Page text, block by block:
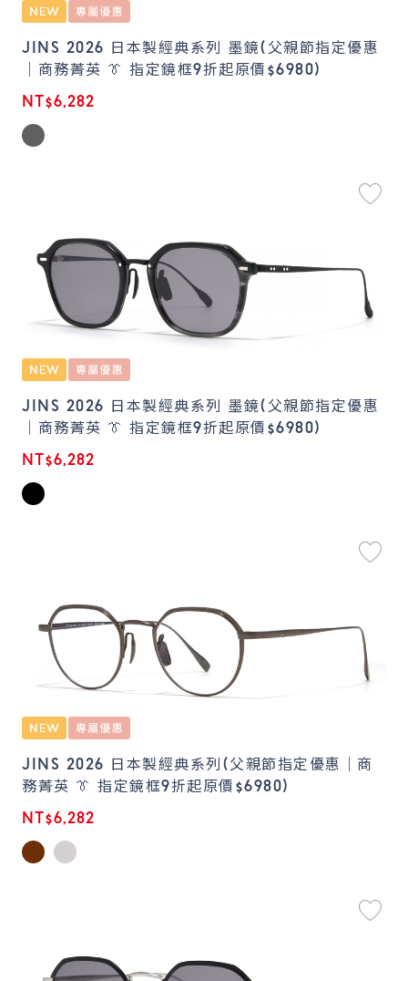
JINS 2026 日本製經典系列 墨鏡(父親節指定優惠
｜商務菁英 👔 指定鏡框9折起原價$6980)
NT$6,282
JINS 2026 日本製經典系列 墨鏡(父親節指定優惠
｜商務菁英 👔 指定鏡框9折起原價$6980)
NT$6,282
JINS 2026 日本製經典系列(父親節指定優惠｜商
務菁英 👔 指定鏡框9折起原價$6980)
NT$6,282